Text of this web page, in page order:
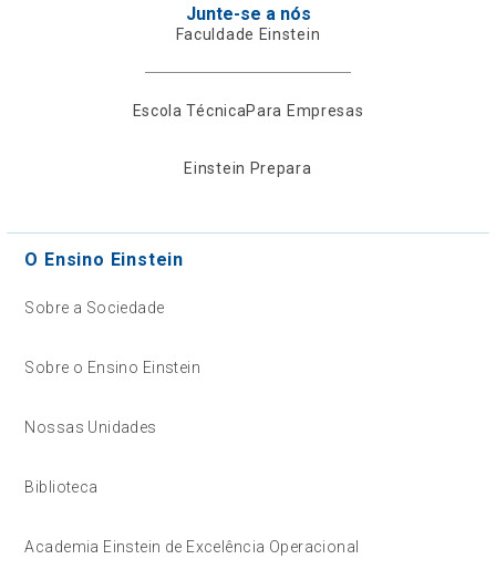
Junte-se a nós
Faculdade Einstein
Escola TécnicaPara Empresas
Einstein Prepara
O Ensino Einstein
Sobre a Sociedade
Sobre o Ensino Einstein
Nossas Unidades
Biblioteca
Academia Einstein de Excelência Operacional